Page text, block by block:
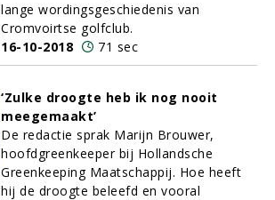
lange wordingsgeschiedenis van
Cromvoirtse golfclub.
16-10-2018
71 sec
‘Zulke droogte heb ik nog nooit
meegemaakt’
De redactie sprak Marijn Brouwer,
hoofdgreenkeeper bij Hollandsche
Greenkeeping Maatschappij. Hoe heeft
hij de droogte beleefd en vooral